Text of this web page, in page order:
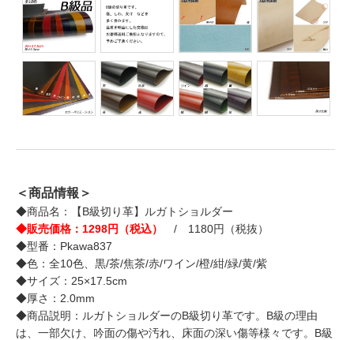
＜商品情報＞
◆商品名：【B級切り革】ルガトショルダー
◆販売価格：1298円（税込）
/ 1180円（税抜）
◆型番：Pkawa837
◆色：全10色、黒/茶/焦茶/赤/ワイン/橙/紺/緑/黄/紫
◆サイズ：25×17.5cm
◆厚さ：2.0mm
◆商品説明：ルガトショルダーのB級切り革です。B級の理由
は、一部欠け、吟面の傷や汚れ、床面の深い傷等様々です。B級